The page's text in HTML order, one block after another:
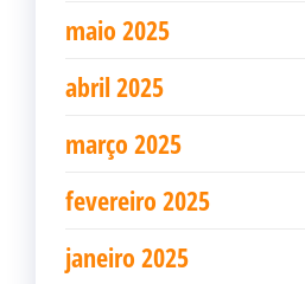
maio 2025
abril 2025
março 2025
fevereiro 2025
janeiro 2025